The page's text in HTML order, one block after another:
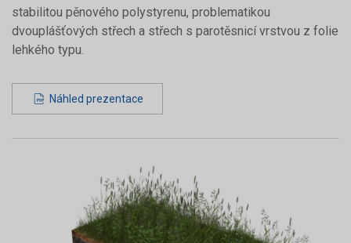
stabilitou pěnového polystyrenu, problematikou
dvouplášťových střech a střech s parotěsnicí vrstvou z folie
lehkého typu.
Náhled prezentace